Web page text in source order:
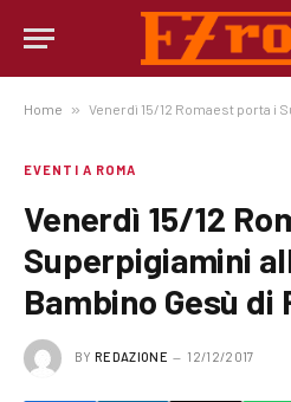
Home » Venerdì 15/12 Romaest porta i
EVENTI A ROMA
Venerdì 15/12
Superpigiamini
Bambino Gesù di
BY REDAZIONE 12/12/2017